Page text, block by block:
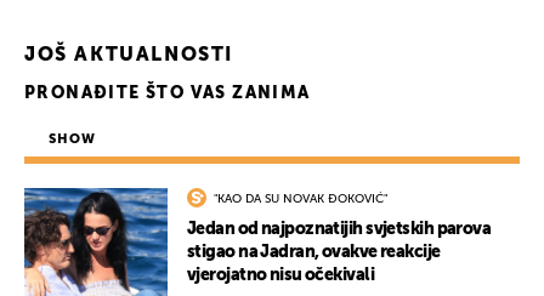
JOŠ AKTUALNOSTI
PRONAĐITE ŠTO VAS ZANIMA
SHOW
"KAO DA SU NOVAK ĐOKOVIĆ"
Jedan od najpoznatijih svjetskih parova
stigao na Jadran, ovakve reakcije
vjerojatno nisu očekivali